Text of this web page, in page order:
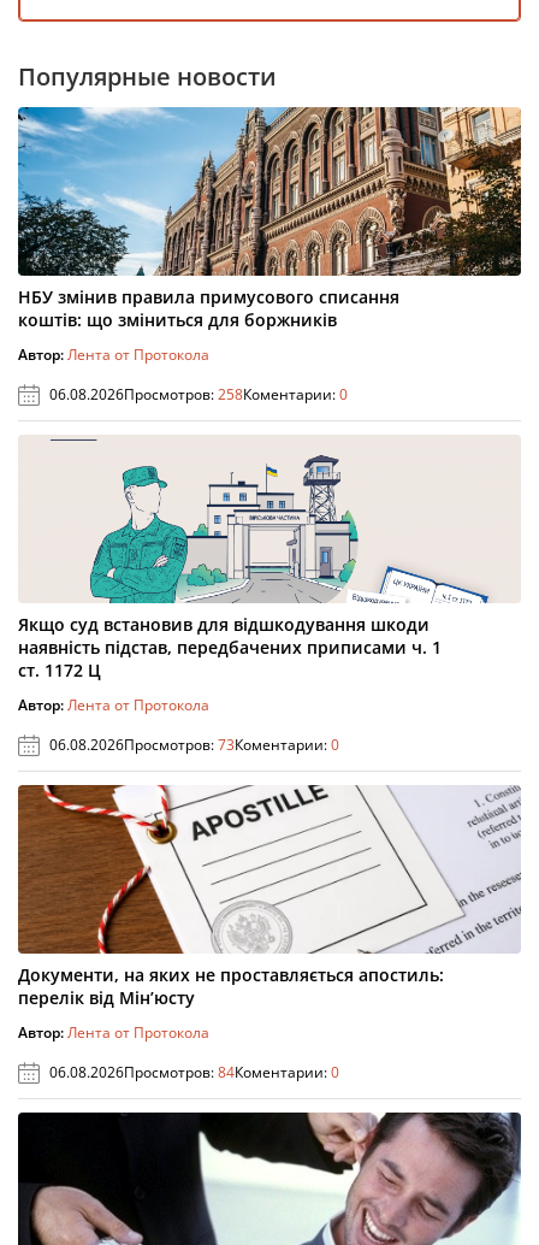
Популярные новости
НБУ змінив правила примусового списання
коштів: що зміниться для боржників
Автор:Лента от Протокола
06.08.2026Просмотров:258Коментарии:0
Якщо суд встановив для відшкодування шкоди
наявність підстав, передбачених приписами ч. 1
ст. 1172 Ц
Автор:Лента от Протокола
06.08.2026Просмотров:73Коментарии:0
Документи, на яких не проставляється апостиль:
перелік від Мін’юсту
Автор:Лента от Протокола
06.08.2026Просмотров:84Коментарии:0